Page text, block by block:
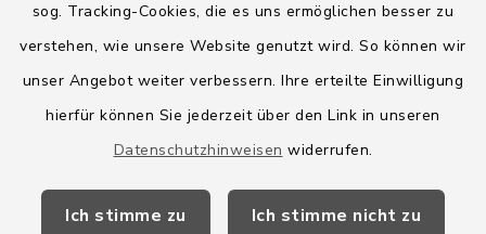
sog. Tracking-Cookies, die es uns ermöglichen besser zu
verstehen, wie unsere Website genutzt wird. So können wir
unser Angebot weiter verbessern. Ihre erteilte Einwilligung
hierfür können Sie jederzeit über den Link in unseren
Datenschutzhinweisen widerrufen.
Ich stimme zu Ich stimme nicht zu
Quicklinks
Amt Boostedt-Rickling
Amtsbroschüre
Wege-Zweckverband